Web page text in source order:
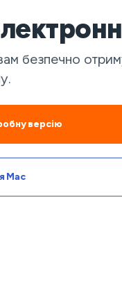
безпечно
версію
Mac